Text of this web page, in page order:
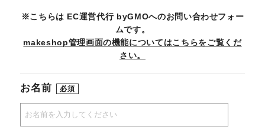
※こちらは EC運営代行 byGMOへのお問い合わせフォー
ムです。
makeshop管理画面の機能についてはこちらをご覧くだ
さい。
お名前 必須